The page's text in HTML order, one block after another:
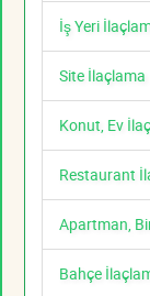
İş Yeri
Site İlaçlama
Konut, Ev
Restaurant
Apartman,
Bahçe